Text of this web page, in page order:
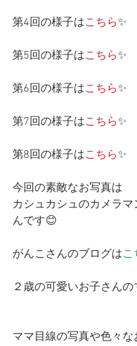
第4回の様子はこちら✨
第5回の様子はこちら✨
第6回の様子はこちら✨
第7回の様子はこちら✨
第8回の様子はこちら✨
今回の素敵なお写真は
カシュカシュのカメラマ
んです😊
がんこさんのブログはこ
２歳の可愛いお子さん
ママ目線の写真や色々